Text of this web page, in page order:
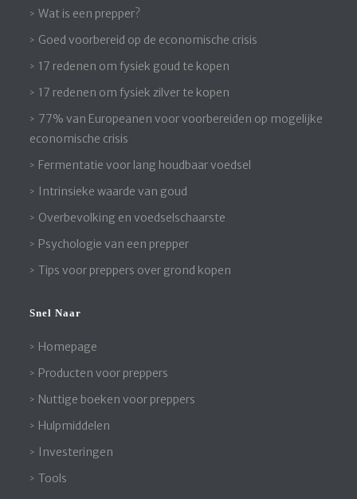
Wat is een prepper?
Goed voorbereid op de economische crisis
17 redenen om fysiek goud te kopen
17 redenen om fysiek zilver te kopen
77% van Europeanen voor voorbereiden op mogelijke
economische crisis
Fermentatie voor lang houdbaar voedsel
Intrinsieke waarde van goud
Overbevolking en voedselschaarste
Psychologie van een prepper
Tips voor preppers over grond kopen
Snel Naar
Homepage
Producten voor preppers
Nuttige boeken voor preppers
Hulpmiddelen
Investeringen
Tools